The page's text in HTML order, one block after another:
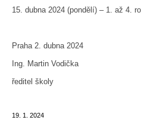
15. dubna 2024 (pondělí) – 1. až 4.
Praha 2. dubna 2024
Ing. Martin Vodička
ředitel školy
19. 1. 2024